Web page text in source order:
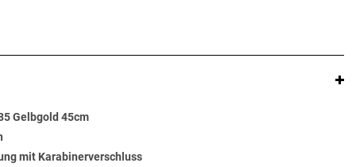
Gelbgold 45cm
mit Karabinerverschluss